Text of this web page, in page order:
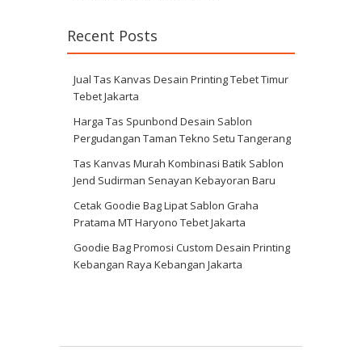
Recent Posts
Jual Tas Kanvas Desain Printing Tebet Timur
Tebet Jakarta
Harga Tas Spunbond Desain Sablon
Pergudangan Taman Tekno Setu Tangerang
Tas Kanvas Murah Kombinasi Batik Sablon
Jend Sudirman Senayan Kebayoran Baru
Cetak Goodie Bag Lipat Sablon Graha
Pratama MT Haryono Tebet Jakarta
Goodie Bag Promosi Custom Desain Printing
Kebangan Raya Kebangan Jakarta